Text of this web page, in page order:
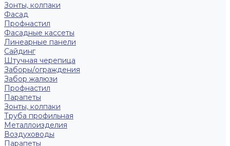
Зонты, колпаки
Фасад
Профнастил
Фасадные кассеты
Линеарные панели
Сайдинг
Штучная черепица
Заборы/ограждения
Забор жалюзи
Профнастил
Парапеты
Зонты, колпаки
Труба профильная
Металлоизделия
Воздуховоды
Парапеты